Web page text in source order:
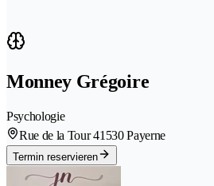
Monney Grégoire
Psychologie
Rue de la Tour 41530 Payerne
Termin reservieren